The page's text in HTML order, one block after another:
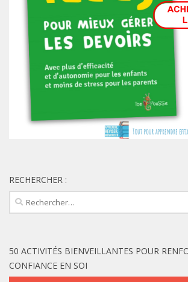
RECHERCHER :
Rechercher :
50 ACTIVITÉS BIENVEILLANTES POUR
CONFIANCE EN SOI